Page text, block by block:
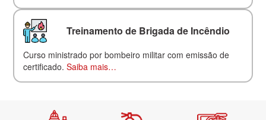
Treinamento de Brigada de Incêndio
Curso ministrado por bombeiro militar com emissão de
certificado.Saiba mais…